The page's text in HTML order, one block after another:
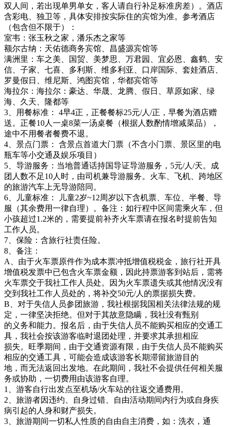
双人间，若出现单男单女，客人请自行补足标准房差）。酒店
含彩电、独卫等，具体安排按实际住的宾馆为准。参考酒店
（包含但不限于）：
室韦：张玉秋之家，潘乐杰之家等
额尔古纳：天佑德商务宾馆、昌盛源宾馆等
满洲里：车之美、国贸、美梦思、万君园、宜必恩、鑫鹤、安
信、子家、七喜、多利斯、维多利亚、口岸国际、套娃酒店、
罗曼假日、维尼斯、鸿图宾馆，华都宾馆等
海拉尔：海拉尔：豪达、华晟、龙腾、假日、草原如家、绿
海、久天、隆都等
3、用餐标准： 4早4正，正餐餐标25元/人/正，早餐为酒店赠
送。正餐10人一桌8菜一汤桌餐（根据人数酌情增减菜品），
途中不用餐者餐费不退。
4、景点门票： 含景点首道大门票（不含小门票、景区里的电
瓶车等小交通及娱乐项目）
5、导游服务：当地普通话持国导证导游服务，5元/人/天。成
团人数不足10人时，由司机兼导游服务。火车、飞机、跨地区
的旅游汽车上无导游陪同。
6、儿童标准： 儿童2岁~12周岁以下含机票、车位、半餐、导
服（其余费用一律自理）。备注：如行程中区间需乘火车，但
小孩超过1.2米的，需要提前补齐火车票请在报名时提前告知
工作人员。
7、保险：含旅行社责任险。
8、备注：
A、由于火车票原件作为成本票冲抵增值税税金，旅行社开具
增值税发票中已包含火车票金额，因此持票游客到站后，需将
火车票交于我社工作人员处。因为火车票遗失或其他情况没有
交到我社工作人员处的，将补交50元/人的票据损失费。
B、对于失信人员参团旅游，我社根据我国相关法律法规的规
定，一律坚决拒绝。但对于其故意隐瞒，我社没有甄别
的义务和能力。报名后，由于失信人员不能购买相应的交通工
具，我社会按该游客临时退团处理，并要求其承担相应
损失。旺季期间，由于交通资源有限，由于失信人员不能购买
相应的交通工具，可能会造成该游客长期滞留旅游目的
地，而无法返回出发地。在此期间，我社不会提供任何相关服
务或协助，一切费用由该游客自理。
1、游客自行出发点至机场/火车站的往返交通费用。
2、旅游者因违约、自身过错、自由活动期间内行为或自身疾
病引起的人身和财产损失。
3、旅游期间一切私人性质的自由自主消费，如：洗衣，通